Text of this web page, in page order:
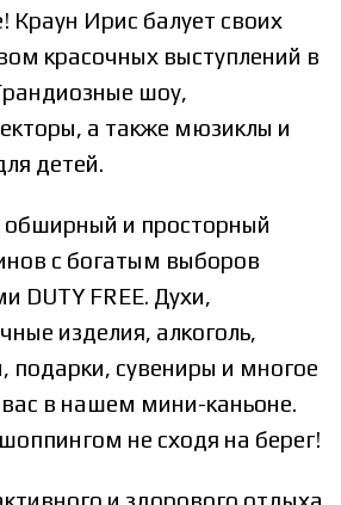
Краун Ирис балует своих
красочных выступлений в
шоу,
а также мюзиклы и
детей.
обширный и просторный
с богатым выборов
DUTY FREE. Духи,
изделия, алкоголь,
подарки, сувениры и многое
в нашем мини-каньоне.
не сходя на берег!